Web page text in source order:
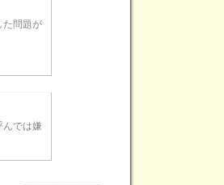
た問題が
んでは嫌